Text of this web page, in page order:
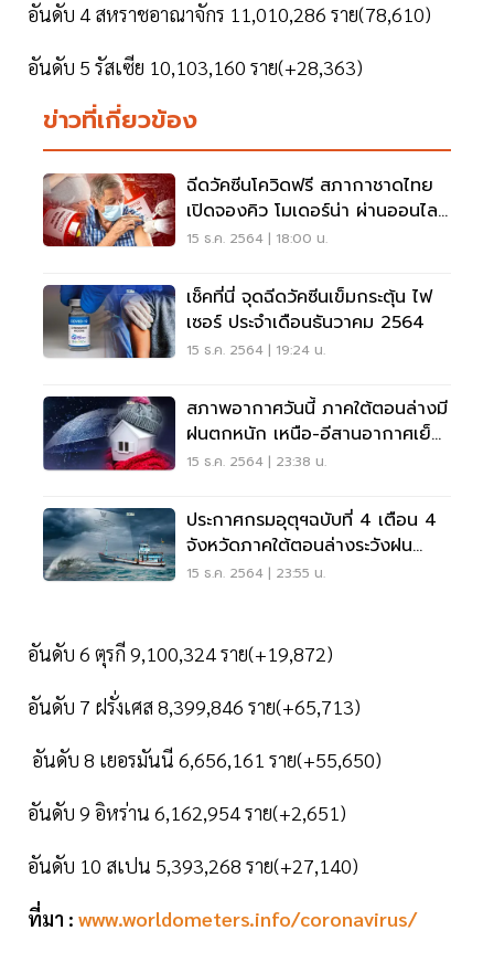
อันดับ 4 สหราชอาณาจักร 11,010,286 ราย(78,610)
อันดับ 5 รัสเซีย 10,103,160 ราย(+28,363)
ข่าวที่เกี่ยวข้อง
ฉีดวัคซีนโควิดฟรี สภากาชาดไทย
เปิดจองคิว โมเดอร์น่า ผ่านออนไลน์
เลือกวันได้
15 ธ.ค. 2564 | 18:00 น.
เช็คที่นี่ จุดฉีดวัคซีนเข็มกระตุ้น ไฟ
เซอร์ ประจำเดือนธันวาคม 2564
15 ธ.ค. 2564 | 19:24 น.
สภาพอากาศวันนี้ ภาคใต้ตอนล่างมี
ฝนตกหนัก เหนือ-อีสานอากาศเย็น
ถึงหนาว
15 ธ.ค. 2564 | 23:38 น.
ประกาศกรมอุตุฯฉบับที่ 4 เตือน 4
จังหวัดภาคใต้ตอนล่างระวังฝน
ตกหนัก
15 ธ.ค. 2564 | 23:55 น.
อันดับ 6 ตุรกี 9,100,324 ราย(+19,872)
อันดับ 7 ฝรั่งเศส 8,399,846 ราย(+65,713)
อันดับ 8 เยอรมันนี 6,656,161 ราย(+55,650)
อันดับ 9 อิหร่าน 6,162,954 ราย(+2,651)
อันดับ 10 สเปน 5,393,268 ราย(+27,140)
ที่มา : www.worldometers.info/coronavirus/